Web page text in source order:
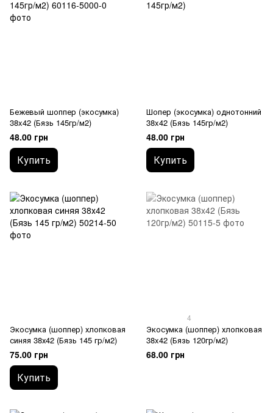
Бежевый шоппер (экосумка)
38x42 (Бязь 145гр/м2)
48.00 грн
Купить
Шопер (экосумка) однотонний
38x42 (Бязь 145гр/м2)
48.00 грн
Купить
Экосумка (шоппер) хлопковая
синяя 38х42 (Бязь 145 гр/м2)
75.00 грн
Купить
4
Экосумка (шоппер) хлопковая
38x42 (Бязь 120гр/м2)
68.00 грн